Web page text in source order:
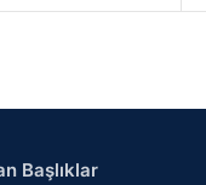
Başlıklar